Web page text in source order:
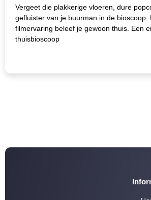
Vergeet die plakkerige vloeren, dure
gefluister van je buurman in de bioscoop.
filmervaring beleef je gewoon thuis. Een
thuisbioscoop